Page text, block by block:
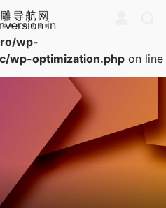
in
wp-
wp-optimization.php on line